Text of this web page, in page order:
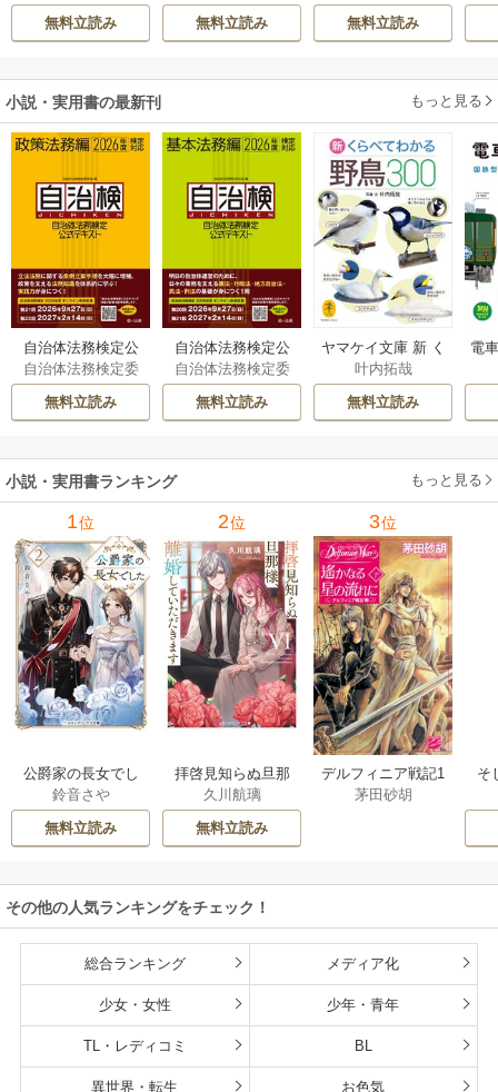
雛宮蝶鼠とりかえ
伝～
希 / ゆき哉
無料立読み 無料立読み
カサ
無料立読み
小説・実用書の最新刊 もっと見る
自治体法務検定公
式テキスト 政策
法務編 ２０２６
年度検定対応 1巻
自治体法務検定委
員会
無料立読み
自治体法務検定公
式テキスト 基本
法務編 ２０２６
年度検定対応 1巻
自治体法務検定委
員会
無料立読み
ヤマケイ文庫 新 く
らべてわかる野鳥3
00 1巻
叶内拓哉
無料立読み
電
小説・実用書ランキング もっと見る
1位
公爵家の長女でし
た
鈴音さや
無料立読み
2位
拝啓見知らぬ旦那
様、離婚していた
だきます
久川航璃
無料立読み
3位
デルフィニア戦記1
茅田砂胡
そ
その他の人気ランキングをチェック！
総合ランキング メディア化
少女・女性 少年・青年
TL・レディコミ BL
異世界・転生 お色気